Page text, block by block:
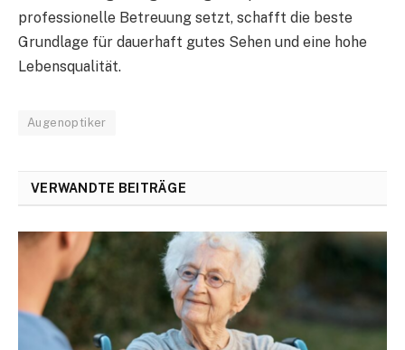
professionelle Betreuung setzt, schafft die beste
Grundlage für dauerhaft gutes Sehen und eine hohe
Lebensqualität.
Augenoptiker
VERWANDTE BEITRÄGE